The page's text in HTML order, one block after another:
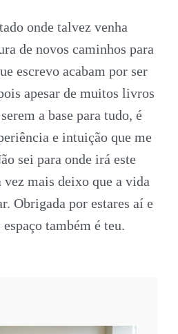
onde talvez venha
de novos caminhos para
escrevo acabam por ser
apesar de muitos livros
a base para tudo, é
e intuição que me
sei para onde irá este
vez mais deixo que a vida
Obrigada por estares aí e
espaço também é teu.